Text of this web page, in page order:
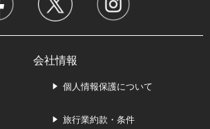
会社情報
個人情報保護について
旅行業約款・条件